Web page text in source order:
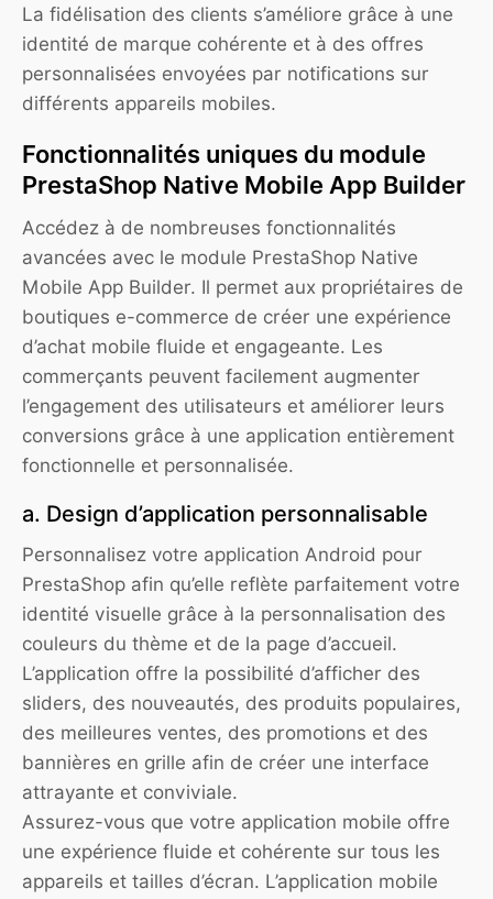
La fidélisation des clients s’améliore grâce à une
identité de marque cohérente et à des offres
personnalisées envoyées par notifications sur
différents appareils mobiles.
Fonctionnalités uniques du module
PrestaShop Native Mobile App Builder
Accédez à de nombreuses fonctionnalités
avancées avec le module PrestaShop Native
Mobile App Builder. Il permet aux propriétaires de
boutiques e-commerce de créer une expérience
d’achat mobile fluide et engageante. Les
commerçants peuvent facilement augmenter
l’engagement des utilisateurs et améliorer leurs
conversions grâce à une application entièrement
fonctionnelle et personnalisée.
a. Design d’application personnalisable
Personnalisez votre application Android pour
PrestaShop afin qu’elle reflète parfaitement votre
identité visuelle grâce à la personnalisation des
couleurs du thème et de la page d’accueil.
L’application offre la possibilité d’afficher des
sliders, des nouveautés, des produits populaires,
des meilleures ventes, des promotions et des
bannières en grille afin de créer une interface
attrayante et conviviale.
Assurez-vous que votre application mobile offre
une expérience fluide et cohérente sur tous les
appareils et tailles d’écran. L’application mobile